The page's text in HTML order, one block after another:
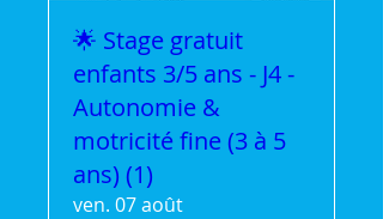
🌟 Stage gratuit
enfants 3/5 ans - J4 -
Autonomie &
motricité fine (3 à 5
ans) (1)
ven. 07 août